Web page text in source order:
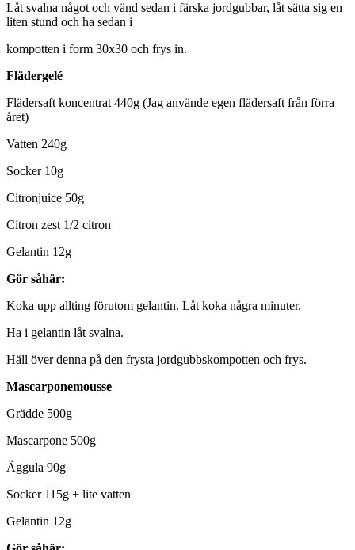
Låt svalna något och vänd sedan i färska jordgubbar, låt sätta sig en
liten stund och ha sedan i
kompotten i form 30x30 och frys in.
Flädergelé
Flädersaft koncentrat 440g (Jag använde egen flädersaft från förra
året)
Vatten 240g
Socker 10g
Citronjuice 50g
Citron zest 1/2 citron
Gelantin 12g
Gör såhär:
Koka upp allting förutom gelantin. Låt koka några minuter.
Ha i gelantin låt svalna.
Häll över denna på den frysta jordgubbskompotten och frys.
Mascarponemousse
Grädde 500g
Mascarpone 500g
Äggula 90g
Socker 115g + lite vatten
Gelantin 12g